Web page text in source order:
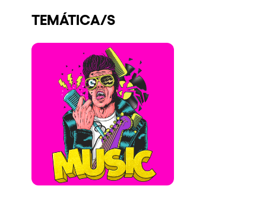
Quienes somos
¿Quieres trabajar con nosotros?
elrow News
Síguenos en tiktok
Síguenos en facebook
Síguenos en instagram
Síguenos en twitter
Síguenos en linkedin
Síguenos en youtube
Política de Privacidad
Política de Cookies
Política de Sostenibilidad
TEMÁTICA/S